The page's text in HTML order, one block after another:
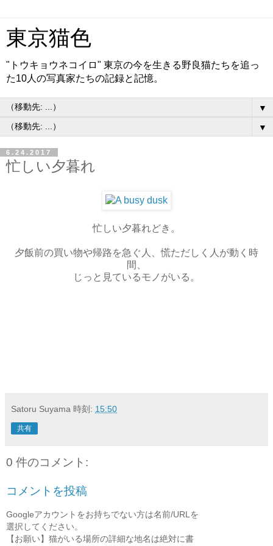
東京猫色
"トウキョウネコイロ" 東京の今を生きる野良猫たちを追っ
た10人の写真家たちの記録と記憶。
▼
▼
6.24.2017
忙しい夕暮れ
忙しい夕暮れどき。
夕飯前の買い物や帰路を急ぐ人、慌ただしく人が動く時
間、
じっと見ているモノがいる。
Satoru Suyama 時刻: 15:50
共有
0 件のコメント:
コメントを投稿
Googleアカウントをお持ちでない方は名前/URLを
選択してください。
【お願い】猫がいる場所の詳細な地名は絶対に書